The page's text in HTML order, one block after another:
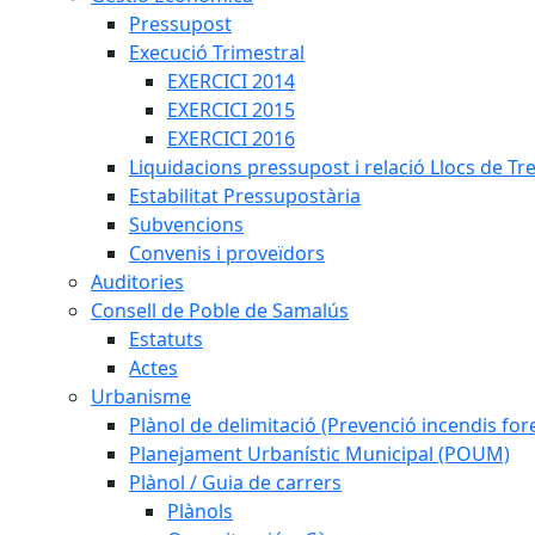
Pressupost
Execució Trimestral
EXERCICI 2014
EXERCICI 2015
EXERCICI 2016
Liquidacions pressupost i relació Llocs de
Estabilitat Pressupostària
Subvencions
Convenis i proveïdors
Auditories
Consell de Poble de Samalús
Estatuts
Actes
Urbanisme
Plànol de delimitació (Prevenció incendis
Planejament Urbanístic Municipal (POUM)
Plànol / Guia de carrers
Plànols